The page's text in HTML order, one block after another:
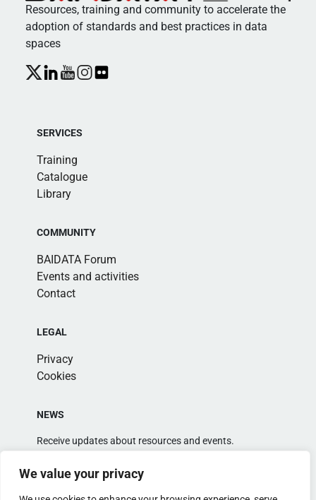
We value your privacy
Resources, training and community to accelerate the
adoption of standards and best practices in data
spaces
SERVICES
Training
Catalogue
Library
COMMUNITY
BAIDATA Forum
Events and activities
Contact
LEGAL
Privacy
Cookies
NEWS
Receive updates about resources and events.